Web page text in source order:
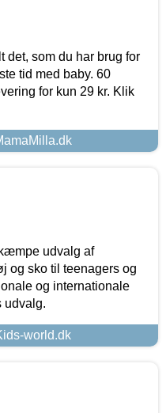
det, som du har brug for
tid med baby. 60
for kun 29 kr. Klik
udvalg af
og sko til teenagers og
og internationale
udvalg.
world.dk